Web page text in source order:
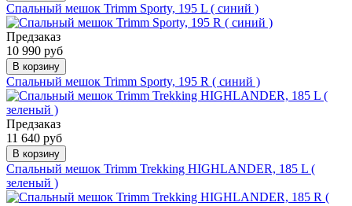
Спальный мешок Trimm Sporty, 195 L ( синий )
Предзаказ
10 990 руб
В корзину
Спальный мешок Trimm Sporty, 195 R ( синий )
Предзаказ
11 640 руб
В корзину
Спальный мешок Trimm Trekking HIGHLANDER, 185 L (
зеленый )